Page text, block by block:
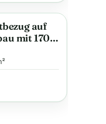
auf
mit 170